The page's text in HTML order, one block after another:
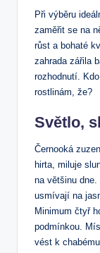
Při výběru
zaměřit se na
růst a bohaté
zahrada zářila
rozhodnutí.
rostlinám, že?
Světlo,
Černooká
hirta, miluje
na většinu
usmívají na
Minimum čtyř
podmínkou.
vést k